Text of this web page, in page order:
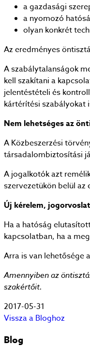
a gazdasági
a nyomozó
olyan konkrét
Az eredményes
A szabálytalanságok
kell szakítani a
jelentéstételi és
kártérítési szabályokat
Nem lehetséges az
A Közbeszerzési
társadalombiztosítási
A jogalkotók azt
szervezetükön belül
Új kérelem, jogorvoslat
Ha a hatóság
kapcsolatban, ha a
Arra is van lehetősége
Amennyiben az
szakértőit.
2017-05-31
Vissza a Bloghoz
Blog